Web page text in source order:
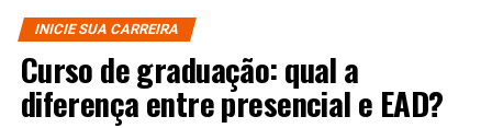
INICIE SUA CARREIRA
Curso de graduação: qual a
diferença entre presencial e EAD?